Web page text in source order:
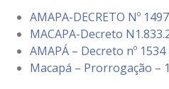
AMAPA-DECRETO Nº
MACAPA-Decreto
AMAPÁ – Decreto nº 1534
Macapá – Prorrogação –